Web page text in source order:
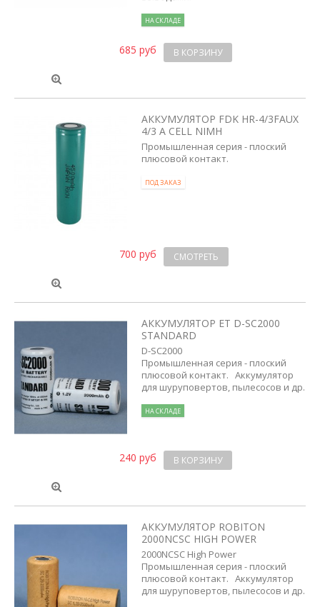
НА СКЛАДЕ
685 руб В КОРЗИНУ
АККУМУЛЯТОР FDK HR-4/3FAUX
4/3 A CELL NIMH
Промышленная серия - плоский
плюсовой контакт.
ПОД ЗАКАЗ
700 руб СМОТРЕТЬ
АККУМУЛЯТОР ET D-SC2000
STANDARD
D-SC2000
Промышленная серия - плоский
плюсовой контакт. Аккумулятор
для шуруповертов, пылесосов и др.
НА СКЛАДЕ
240 руб В КОРЗИНУ
АККУМУЛЯТОР ROBITON
2000NCSC HIGH POWER
2000NCSC High Power
Промышленная серия - плоский
плюсовой контакт. Аккумулятор
для шуруповертов, пылесосов и др.